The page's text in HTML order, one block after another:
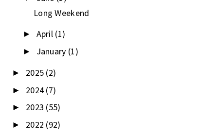
Long Weekend
► April (1)
► January (1)
► 2025 (2)
► 2024 (7)
► 2023 (55)
► 2022 (92)